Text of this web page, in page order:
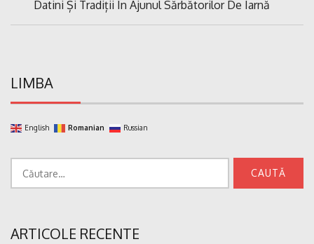
articolePrevious
Post:
Datini Și Tradiții În Ajunul Sărbătorilor De Iarnă
LIMBA
English Romanian Russian
ARTICOLE RECENTE